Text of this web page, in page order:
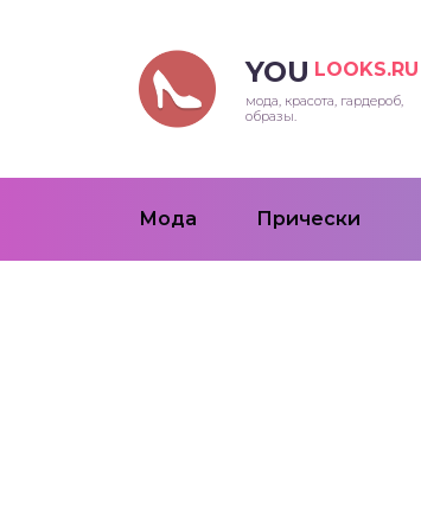
YOU LOOKS.RU
мода, красота, гардероб,
образы.
Мода Прически